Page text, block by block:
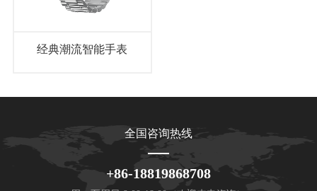
经典潮流智能手表
全国咨询热线
+86-18819868708